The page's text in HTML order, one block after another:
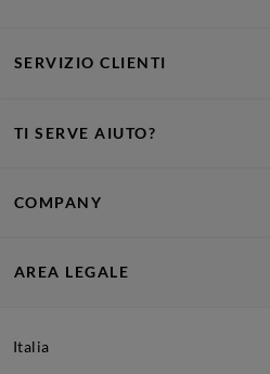
SERVIZIO CLIENTI
TI SERVE AIUTO?
COMPANY
AREA LEGALE
Italia